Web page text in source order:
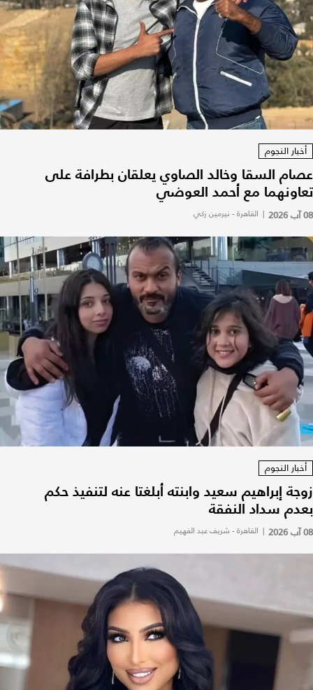
أخبار النجوم
عصام السقا وخالد الصاوي يعلقان بطرافة على
تعاونهما مع أحمد العوضي
08 آب 2026 | القاهرة - نيرمين زكي
أخبار النجوم
زوجة إبراهيم سعيد وابنته أبلغتا عنه لتنفيذ حكم
بعدم سداد النفقة
08 آب 2026 | القاهرة - شريف عبد الفهيم